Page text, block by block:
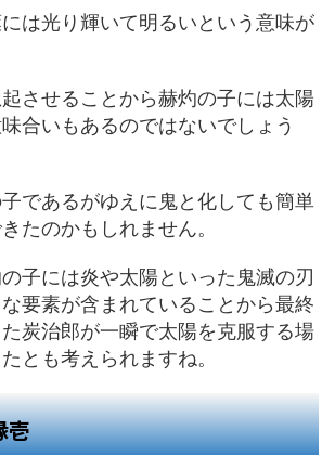
は光り輝いて明るいという意味が
させることから赫灼の子には太陽
合いもあるのではないでしょう
であるがゆえに鬼と化しても簡単
たのかもしれません。
子には炎や太陽といった鬼滅の刃
要素が含まれていることから最終
炭治郎が一瞬で太陽を克服する場
とも考えられますね。
壱